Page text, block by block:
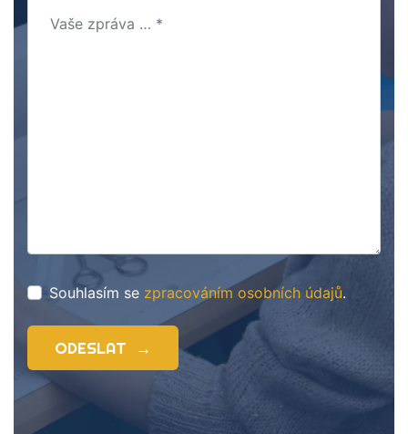
Souhlasím se zpracováním osobních údajů.
ODESLAT →